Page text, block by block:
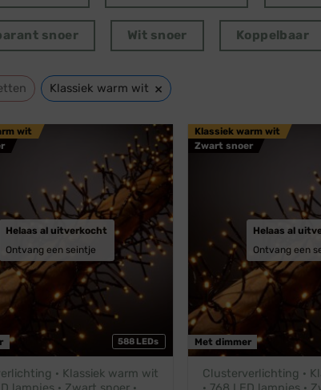
snoer Wit snoer Koppelbaar
Klassiek warm wit ×
588 LEDs
wit
Helaas al uitverkocht
Ontvang een seintje
· Klassiek warm wit
Klassiek warm wit
Zwart snoer
Met dimmer
Helaas al
Ontvang een
Clusterverlichting ·